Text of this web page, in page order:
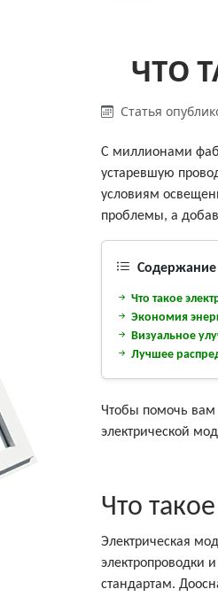
ЧТО
Статья
С миллионами
устаревшую
условиям
проблемы, а
Содержание
Что такое
Экономия
Визуальное
Лучшее
Чтобы помочь вам
электрической
Что
Электрическая
электропроводки
стандартам.